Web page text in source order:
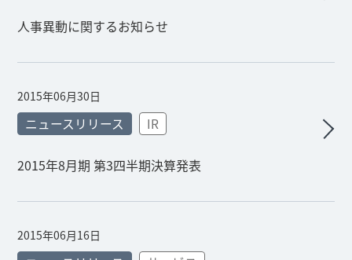
人事異動に関するお知らせ
2015年06月30日
ニュースリリース IR
2015年8月期 第3四半期決算発表
2015年06月16日